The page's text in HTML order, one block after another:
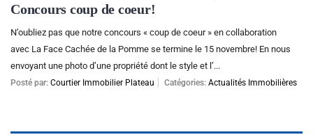
Concours coup de coeur!
N’oubliez pas que notre concours « coup de coeur » en collaboration
avec La Face Cachée de la Pomme se termine le 15 novembre! En nous
envoyant une photo d’une propriété dont le style et l’...
Posté par: Courtier Immobilier Plateau Catégories: Actualités Immobilières